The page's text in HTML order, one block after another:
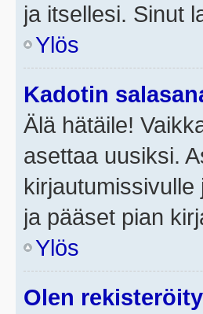
ja itsellesi. Sinut
Ylös
Kadotin
Älä hätäile!
asettaa uusiksi.
kirjautumissivulle
ja pääset pian
Ylös
Olen